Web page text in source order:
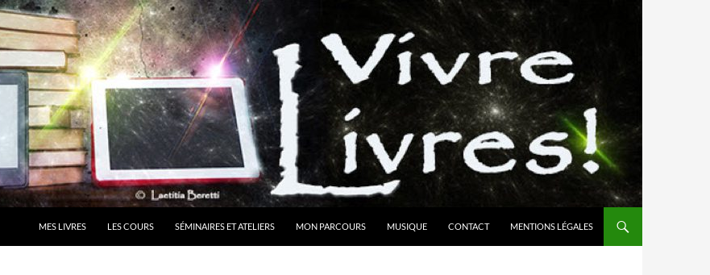
MES LIVRES LES COURS SÉMINAIRES ET ATELIERS MON PARCOURS MUSIQUE CONTACT MENTIONS LÉGALES